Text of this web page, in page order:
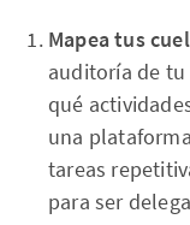
Mapea tus
auditoría de
qué
una
tareas
para ser